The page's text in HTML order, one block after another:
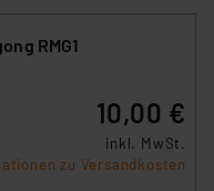
RMG1
10,00 €
inkl. MwSt.
zu Versandkosten